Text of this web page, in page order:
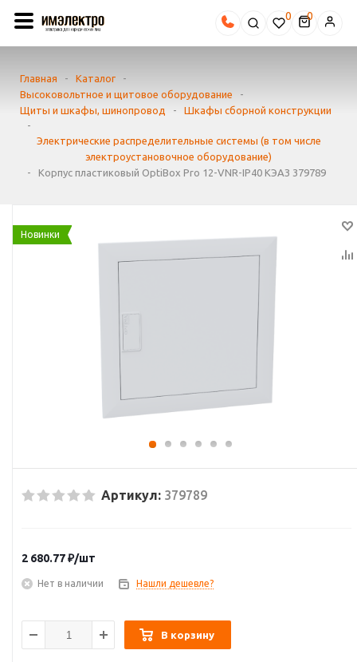
0
Главная - Каталог
-
Высоковольтное и щитовое оборудование
-
Щиты и шкафы, шинопровод
-
Шкафы сборной конструкции
-
Электрические распределительные системы (в том числе
электроустановочное оборудование)
-
Корпус пластиковый OptiBox Pro 12-VNR-IP40 КЭАЗ 379789
Новинки
Артикул: 379789
2 680.77₽/шт
Нет в наличии Нашли дешевле?
В корзину